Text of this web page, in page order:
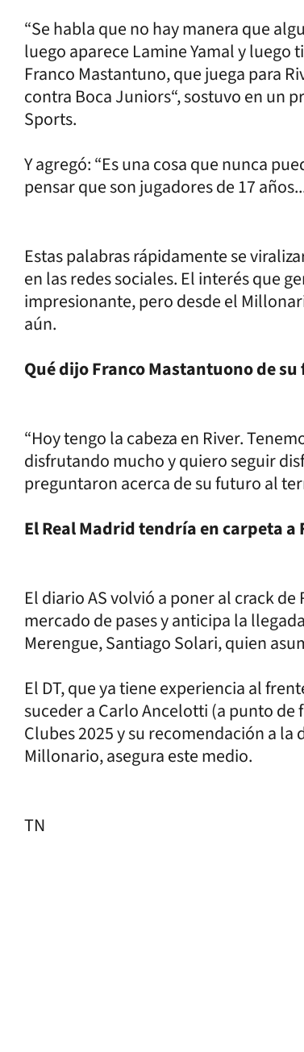
“Se habla que no hay manera que
luego aparece Lamine Yamal y
Franco Mastantuno, que juega para
contra Boca Juniors“, sostuvo en un
Sports.
Y agregó: “Es una cosa que nunca
pensar que son jugadores de 17
Estas palabras rápidamente se
en las redes sociales. El interés que
impresionante, pero desde el
aún.
Qué dijo Franco Mastantuono de
“Hoy tengo la cabeza en River.
disfrutando mucho y quiero seguir
preguntaron acerca de su futuro al
El Real Madrid tendría en carpeta
El diario AS volvió a poner al crack
mercado de pases y anticipa la
Merengue, Santiago Solari, quien
El DT, que ya tiene experiencia al
suceder a Carlo Ancelotti (a punto
Clubes 2025 y su recomendación a
Millonario, asegura este medio.
TN